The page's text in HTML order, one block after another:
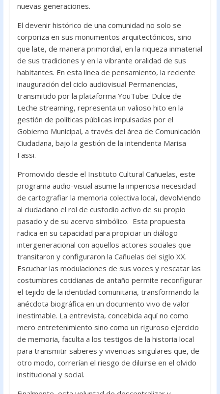
nuevas generaciones.
El devenir histórico de una comunidad no solo se
corporiza en sus monumentos arquitectónicos, sino
que late, de manera primordial, en la riqueza inmaterial
de sus tradiciones y en la vibrante oralidad de sus
habitantes. En esta línea de pensamiento, la reciente
inauguración del ciclo audiovisual Permanencias,
transmitido por la plataforma YouTube: Dulce de
Leche streaming, representa un valioso hito en la
gestión de políticas públicas impulsadas por el
Gobierno Municipal, a través del área de Comunicación
Ciudadana, bajo la gestión de la intendenta Marisa
Fassi.
Promovido desde el Instituto Cultural Cañuelas, este
programa audio-visual asume la imperiosa necesidad
de cartografiar la memoria colectiva local, devolviendo
al ciudadano el rol de custodio activo de su propio
pasado y de su acervo simbólico. Esta propuesta
radica en su capacidad para propiciar un diálogo
intergeneracional con aquellos actores sociales que
transitaron y configuraron la Cañuelas del siglo XX.
Escuchar las modulaciones de sus voces y rescatar las
costumbres cotidianas de antaño permite reconfigurar
el tejido de la identidad comunitaria, transformando la
anécdota biográfica en un documento vivo de valor
inestimable. La entrevista, concebida aquí no como
mero entretenimiento sino como un riguroso ejercicio
de memoria, faculta a los testigos de la historia local
para transmitir saberes y vivencias singulares que, de
otro modo, correrían el riesgo de diluirse en el olvido
institucional y social.